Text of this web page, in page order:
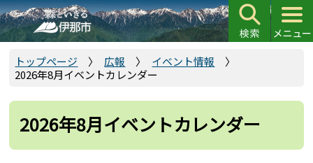
こ
の
ペ
で
トップページ 広報
イベント情報
2026年8月イベントカレンダー
2026年8月イベントカレンダー